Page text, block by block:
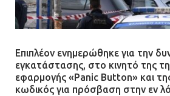
Επιπλέον ενημερώθηκε για την
εγκατάστασης, στο κινητό της
εφαρμογής «Panic Button» και
κωδικός για πρόσβαση στην εν